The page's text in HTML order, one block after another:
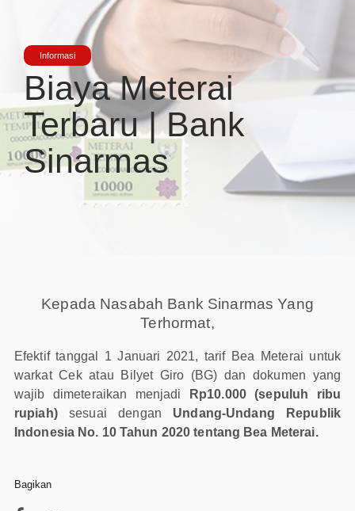
Informasi
Biaya Meterai
Terbaru | Bank
Sinarmas
Kepada Nasabah Bank Sinarmas Yang
Terhormat,
Efektif tanggal 1 Januari 2021, tarif Bea Meterai untuk
warkat Cek atau Bilyet Giro (BG) dan dokumen yang
wajib dimeteraikan menjadi
Rp10.000 (sepuluh ribu
rupiah)sesuai dengan Undang-Undang Republik
Indonesia No. 10 Tahun 2020 tentang Bea Meterai.
Bagikan